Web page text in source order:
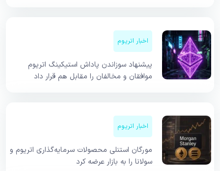
اخبار اتریوم
پیشنهاد سوزاندن پاداش استیکینگ اتریوم
موافقان و مخالفان را مقابل هم قرار داد
اخبار اتریوم
مورگان استنلی محصولات سرمایه‌گذاری اتریوم و
سولانا را به بازار عرضه کرد